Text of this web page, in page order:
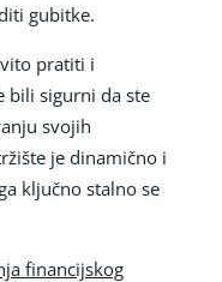
gubitke.
pratiti i
bili sigurni da ste
svojih
je dinamično i
ključno stalno se
financijskog